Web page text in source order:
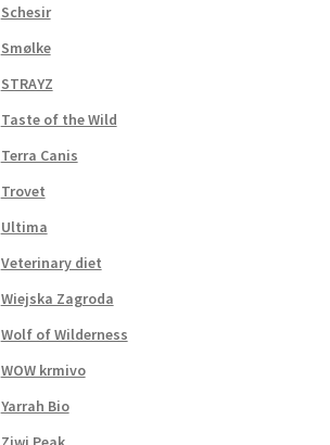
Schesir
Smølke
STRAYZ
Taste of the Wild
Terra Canis
Trovet
Ultima
Veterinary diet
Wiejska Zagroda
Wolf of Wilderness
WOW krmivo
Yarrah Bio